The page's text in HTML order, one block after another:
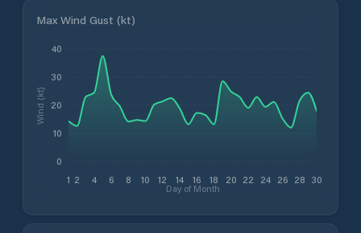
Max Wind Gust (kt)
1 2 4 6 8 10 12 14 16 18 20 22 24 26 28 30
Day of Month
0
10
20
30
40
Wind (kt)